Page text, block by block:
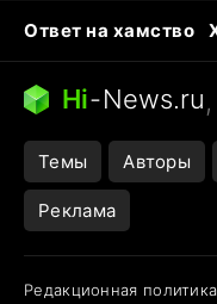
Ответ на хамство
Бензин 100 и 95
Следующая
Hi-News.ru
Темы Авторы
Реклама
Редакционная политика